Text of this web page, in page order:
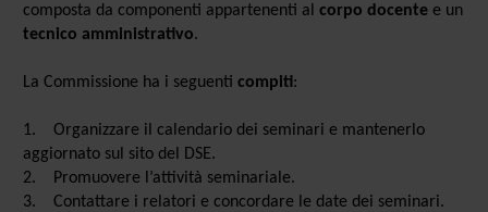
composta da componenti appartenenti al corpo docentee un
tecnico amministrativo.
La Commissione ha i seguenti compiti:
1. Organizzare il calendario dei seminari e mantenerlo
aggiornato sul sito del DSE.
2. Promuovere l’attività seminariale.
3. Contattare i relatori e concordare le date dei seminari.